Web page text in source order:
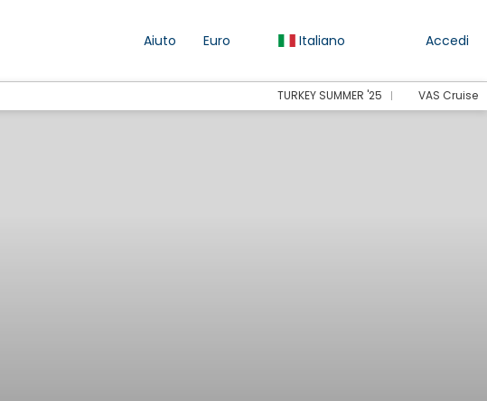
Aiuto Euro Italiano Accedi
TURKEY SUMMER '25 VAS Cruise